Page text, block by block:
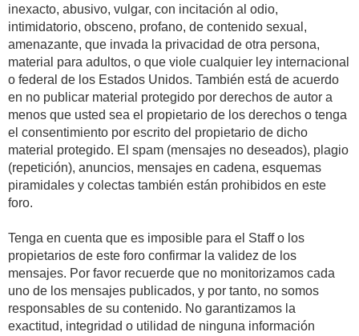
inexacto, abusivo, vulgar, con incitación al odio,
intimidatorio, obsceno, profano, de contenido sexual,
amenazante, que invada la privacidad de otra persona,
material para adultos, o que viole cualquier ley internacional
o federal de los Estados Unidos. También está de acuerdo
en no publicar material protegido por derechos de autor a
menos que usted sea el propietario de los derechos o tenga
el consentimiento por escrito del propietario de dicho
material protegido. El spam (mensajes no deseados), plagio
(repetición), anuncios, mensajes en cadena, esquemas
piramidales y colectas también están prohibidos en este
foro.
Tenga en cuenta que es imposible para el Staff o los
propietarios de este foro confirmar la validez de los
mensajes. Por favor recuerde que no monitorizamos cada
uno de los mensajes publicados, y por tanto, no somos
responsables de su contenido. No garantizamos la
exactitud, integridad o utilidad de ninguna información